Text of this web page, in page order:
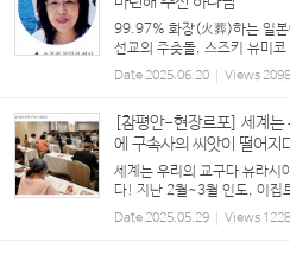
99.97% 화장(火葬)하는 일본
선교의 주춧돌, 스즈키 유미
일본 홋카이도 요이치에서 강
교회)의 집례 하에 스즈키 유
Date2025.06.20 Views2098
[참평안-현장르포] 세계
에 구속사의 씨앗이 떨어지
세계는 우리의 교구다 유라
다! 지난 2월~3월 인도, 이집
잇따라 <구속사 세미나>가 열
24년도 이스탄불(Istanbul)을
Date2025.05.29 Views 1228